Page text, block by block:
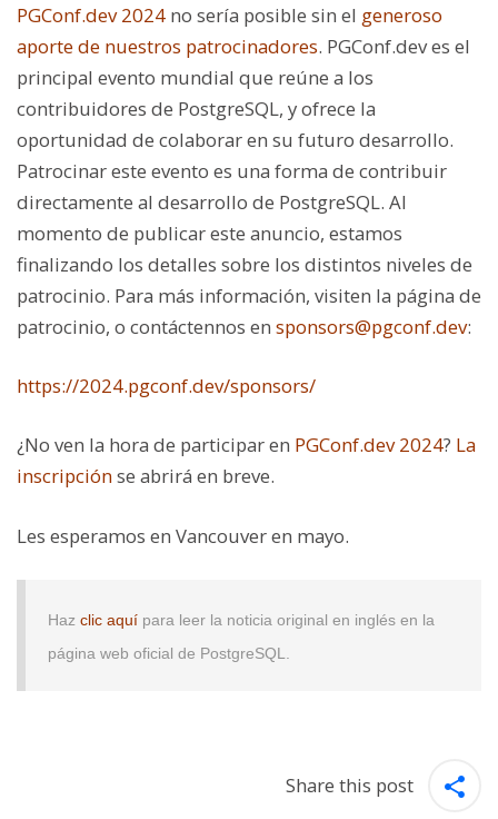
PGConf.dev 2024 no sería posible sin el generoso
aporte de nuestros patrocinadores. PGConf.dev es el
principal evento mundial que reúne a los
contribuidores de PostgreSQL, y ofrece la
oportunidad de colaborar en su futuro desarrollo.
Patrocinar este evento es una forma de contribuir
directamente al desarrollo de PostgreSQL. Al
momento de publicar este anuncio, estamos
finalizando los detalles sobre los distintos niveles de
patrocinio. Para más información, visiten la página de
patrocinio, o contáctennos en sponsors@pgconf.dev:
https://2024.pgconf.dev/sponsors/
¿No ven la hora de participar en PGConf.dev 2024? La
inscripciónse abrirá en breve.
Les esperamos en Vancouver en mayo.
Haz clic aquí para leer la noticia original en inglés en la
página web oficial de PostgreSQL.
Share this post